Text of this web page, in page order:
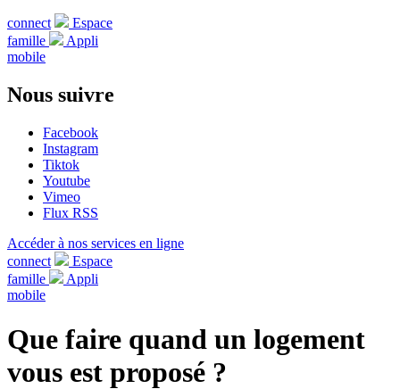
connect
Espace
famille
Appli
mobile
Nous suivre
Facebook
Instagram
Tiktok
Youtube
Vimeo
Flux RSS
Accéder à nos services en ligne
connect
Espace
famille
Appli
mobile
Que faire quand un logement
vous est proposé ?